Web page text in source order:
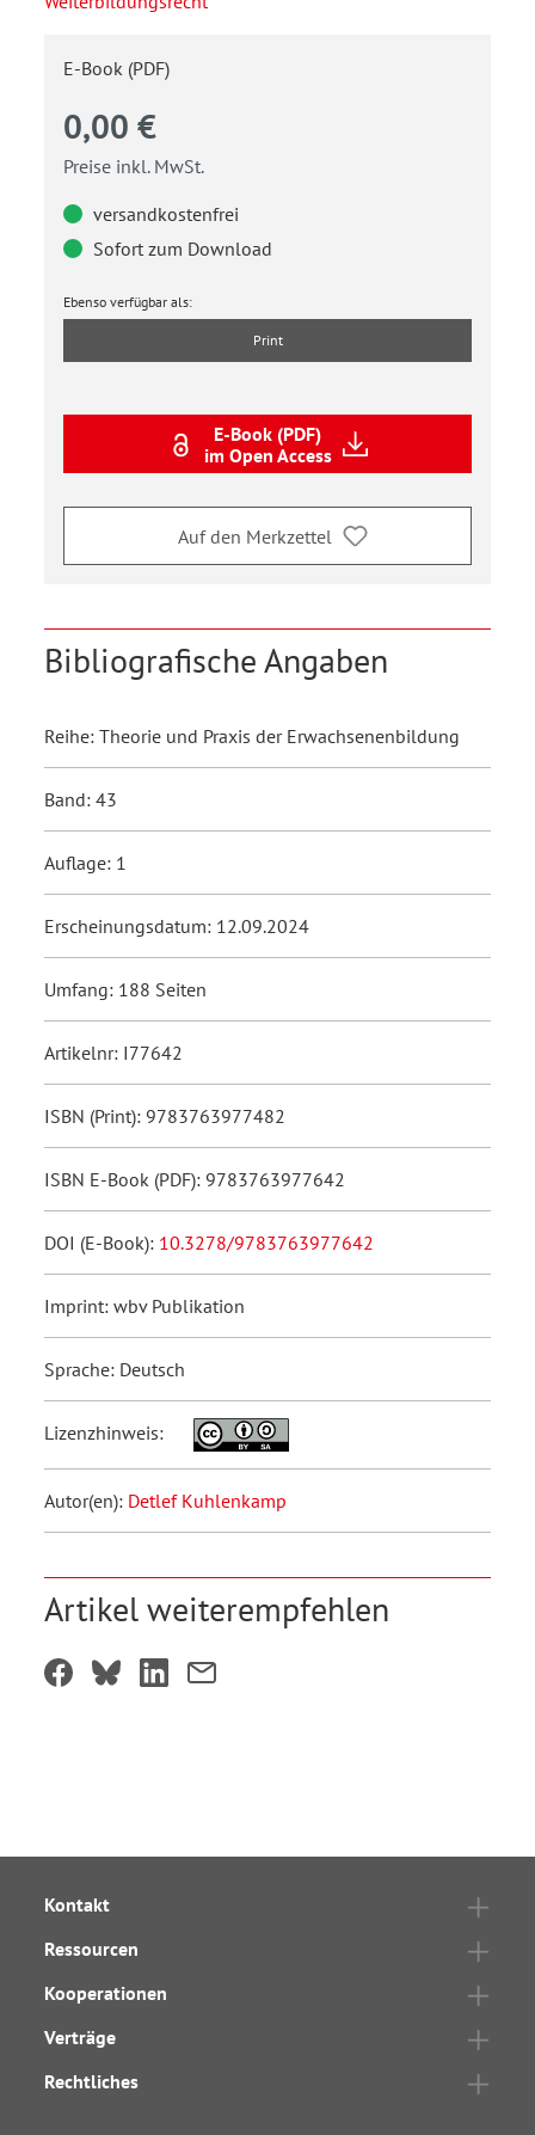
E-Book (PDF)
0,00 €
Preise inkl. MwSt.
versandkostenfrei
Sofort zum Download
Ebenso verfügbar als:
Print
E-Book (PDF)
im Open Access
Auf den Merkzettel
Bibliografische Angaben
Reihe: Theorie und Praxis der Erwachsenenbildung
Band: 43
Auflage: 1
Erscheinungsdatum: 12.09.2024
Umfang: 188 Seiten
Artikelnr: I77642
ISBN (Print): 9783763977482
ISBN E-Book (PDF): 9783763977642
DOI (E-Book): 10.3278/9783763977642
Imprint: wbv Publikation
Sprache: Deutsch
Lizenzhinweis:
Autor(en): Detlef Kuhlenkamp
Artikel weiterempfehlen
Kontakt
Ressourcen
Kooperationen
Verträge
Rechtliches